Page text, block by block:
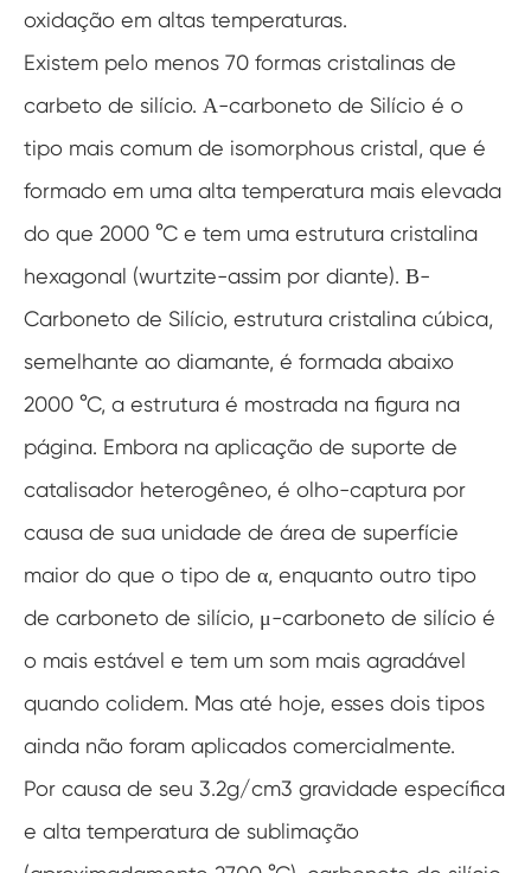
oxidação em altas temperaturas.
Existem pelo menos 70 formas cristalinas de
carbeto de silício. Α-carboneto de Silício é o
tipo mais comum de isomorphous cristal, que é
formado em uma alta temperatura mais elevada
do que 2000 °C e tem uma estrutura cristalina
hexagonal (wurtzite-assim por diante). Β-
Carboneto de Silício, estrutura cristalina cúbica,
semelhante ao diamante, é formada abaixo
2000 °C, a estrutura é mostrada na figura na
página. Embora na aplicação de suporte de
catalisador heterogêneo, é olho-captura por
causa de sua unidade de área de superfície
maior do que o tipo de α, enquanto outro tipo
de carboneto de silício, μ-carboneto de silício é
o mais estável e tem um som mais agradável
quando colidem. Mas até hoje, esses dois tipos
ainda não foram aplicados comercialmente.
Por causa de seu 3.2g/cm3 gravidade específica
e alta temperatura de sublimação